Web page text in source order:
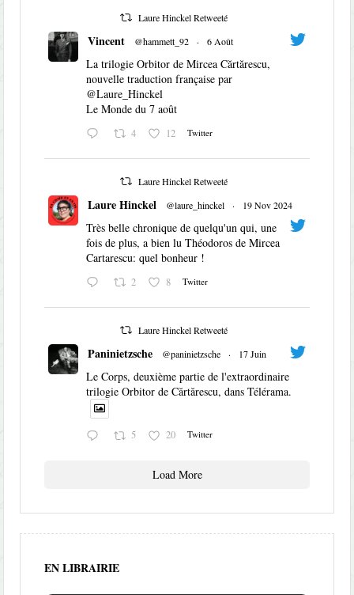
Laure Hinckel Retweeté
Vincent @hammett_92 · 6 Août
La trilogie Orbitor de Mircea Cărtărescu,
nouvelle traduction française par
@Laure_Hinckel
Le Monde du 7 août
4 12 Twitter
Laure Hinckel Retweeté
Laure Hinckel @laure_hinckel · 19 Nov 2024
Très belle chronique de quelqu'un qui, une
fois de plus, a bien lu Théodoros de Mircea
Cartarescu: quel bonheur !
2 8 Twitter
Laure Hinckel Retweeté
Paninietzsche @paninietzsche · 17 Juin
Le Corps, deuxième partie de l'extraordinaire
trilogie Orbitor de Cărtărescu, dans Télérama.
5 20 Twitter
Load More
EN LIBRAIRIE